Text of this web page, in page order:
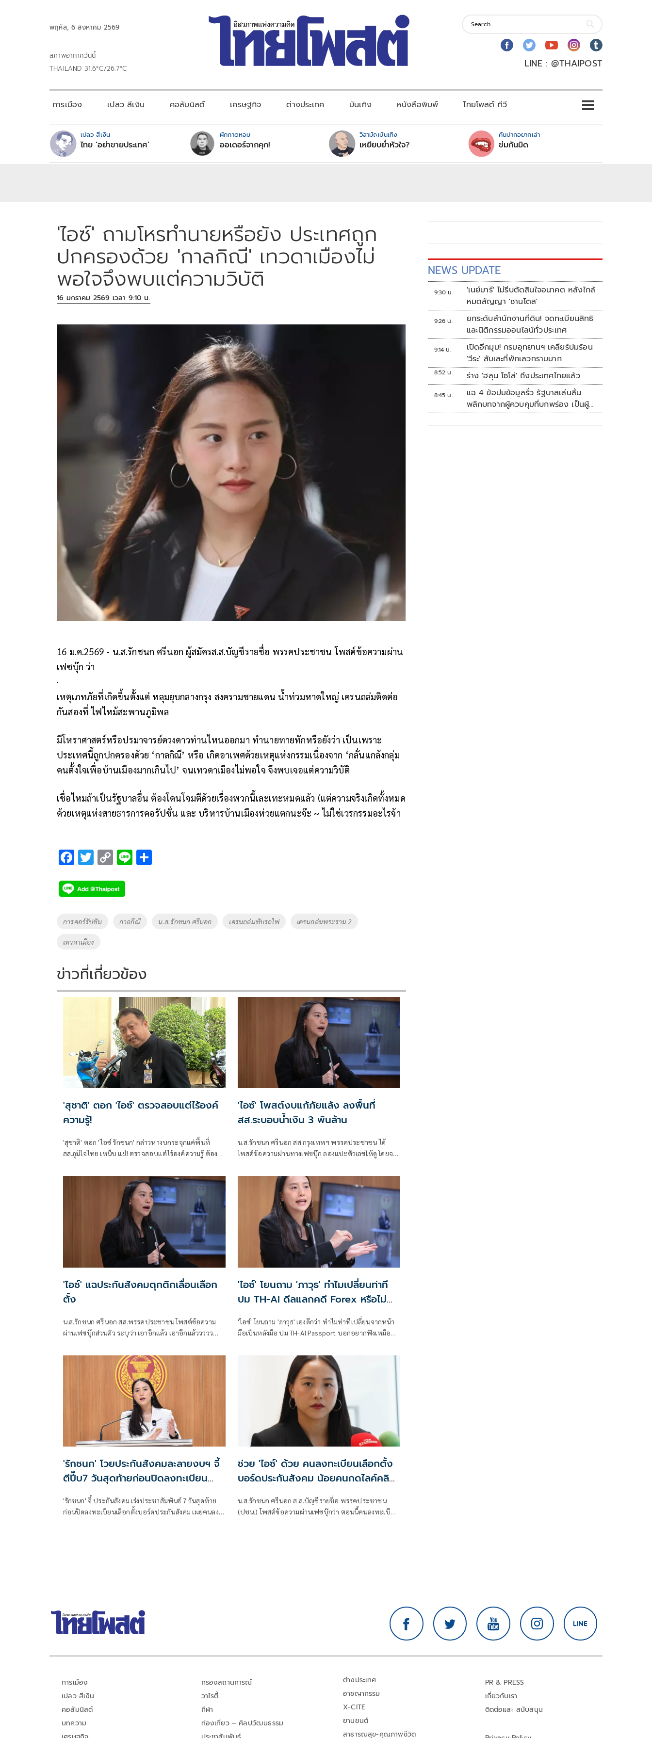
พฤหัส, 6 สิงหาคม 2569
สภาพอากาศวันนี้
THAILAND 31.6°C/26.7°C
LINE : @THAIPOST
การเมือง เปลว สีเงิน คอลัมนิสต์ เศรษฐกิจ ต่างประเทศ บันเทิง หนังสือพิมพ์ ไทยโพสต์ ทีวี
เปลว สีเงิน
ไทย ‘อย่าขายประเทศ’
ผักกาดหอม
ออเดอร์จากคุก!
วิสามัญบันเทิง
เหยียบย่ำหัวใจ?
คันปากอยากเล่า
ข่มกันมิด
'ไอซ์' ถามโหรทำนายหรือยัง ประเทศถูก
ปกครองด้วย 'กาลกิณี' เทวดาเมืองไม่
พอใจจึงพบแต่ความวิบัติ
16 มกราคม 2569 เวลา 9:10 น.
16 ม.ค.2569 - น.ส.รักชนก ศรีนอก ผู้สมัครส.ส.บัญชีรายชื่อ พรรคประชาชน โพสต์ข้อความผ่าน
เฟซบุ๊ก ว่า
·
เหตุเภทภัยที่เกิดขึ้นตั้งแต่ หลุมยุบกลางกรุง สงครามชายแดน น้ำท่วมหาดใหญ่ เครนถล่มติดต่อ
กันสองที่ ไฟไหม้สะพานภูมิพล
มีโหราศาสตร์หรือปรมาจารย์ดวงดาวท่านไหนออกมา ทำนายทายทักหรือยังว่า เป็นเพราะ
ประเทศนี้ถูกปกครองด้วย ‘กาลกิณี’ หรือ เกิดอาเพศด้วยเหตุแห่งกรรมเนื่องจาก ‘กลั่นแกล้งกลุ่ม
คนตั้งใจเพื่อบ้านเมืองมากเกินไป’ จนเทวดาเมืองไม่พอใจ จึงพบเจอแต่ความวิบัติ
เชื่อไหมถ้าเป็นรัฐบาลอื่น ต้องโดนโจมตีด้วยเรื่องพวกนี้เละเทะหมดแล้ว (แต่ความจริงเกิดทั้งหมด
ด้วยเหตุแห่งสายธารการคอรัปชั่น และ บริหารบ้านเมืองห่วยแตกนะจ๊ะ ~ ไม่ใช่เวรกรรมอะไรจ้า
F
e
b
o
k
T
tt
er
C
p
y
Li
Li
Tags
การคอร์รัปชัน กาลกีณี น.ส.รักชนก ศรีนอก เครนถล่มทับรถไฟ เครนถล่มพระราม 2
เทวดาเมือง
ข่าวที่เกี่ยวข้อง
'สุชาติ' ตอก 'ไอซ์' ตรวจสอบแต่ไร้องค์
ความรู้!
'สุชาติ' ตอก 'ไอซ์ รักชนก' กล่าวหางบกระจุกแค่พื้นที่
สส.ภูมิใจไทย เหน็บ แย่! ตรวจสอบแต่ไร้องค์ความรู้ ต้อง
งานที่ตัวเองรับผิดชอบ
'ไอซ์' โพสต์งบแก้ภัยแล้ง ลงพื้นที่
สส.ระบอบน้ำเงิน 3 พันล้าน
น.ส.รักชนก ศรีนอก สส.กรุงเทพฯ พรรคประชาชน ได้
โพสต์ข้อความผ่านทางเฟซบุ๊ก ลองแปะตัวเลขให้ดู โดยจะ
ด้วยตัวเองก่อน
'ไอซ์' แฉประกันสังคมตุกติกเลื่อนเลือก
ตั้ง
น.ส.รักชนก ศรีนอก สส.พรรคประชาชน โพสต์ข้อความ
ผ่านเฟซบุ๊กส่วนตัว ระบุว่า เอาอีกแล้ว เอาอีกแล้ววววว
ไม่!
'ไอซ์' โยนถาม 'ภาวุธ' ทำไมเปลี่ยนท่าที
ปม TH-AI ดีลแลกคดี Forex หรือไม่
'ไอซ์' โยนถาม 'ภาวุธ' เองดีกว่า ทำไมท่าทีเปลี่ยนจากหน้า
มือเป็นหลังมือ ปม TH-AI Passport บอกอยากฟังเหมือน
เจตจำนง พูดเรื่อง 'ความคุ้มค่า' เพราะตอบเรื่อง 'ทุจริต' ไม่
'รักชนก' โวยประกันสังคมละลายงบฯ จี้
ตีปี๊บ7 วันสุดท้ายก่อนปิดลงทะเบียน
เลือกตั้งบอร์ด
'รักชนก' จี้ ประกันสังคม เร่งประชาสัมพันธ์ 7 วันสุดท้าย
ก่อนปิดลงทะเบียนเลือกตั้งบอร์ดประกันสังคม เผยคนลง
ช่วย 'ไอซ์' ด้วย คนลงทะเบียนเลือกตั้ง
บอร์ดประกันสังคม น้อยคนกดไลค์คลิป
น.ส.รักชนก ศรีนอก ส.ส.บัญชีรายชื่อ พรรคประชาชน
(ปชน.) โพสต์ข้อความผ่านเฟซบุ๊กว่า ตอนนี้คนลงทะเบียน
NEWS UPDATE
9:30 น.
'เนย์มาร์' ไม่รีบตัดสินใจอนาคต หลังใกล้
หมดสัญญา 'ซานโตส'
9:26 น.
ยกระดับสำนักงานที่ดิน! จดทะเบียนสิทธิ
และนิติกรรมออนไลน์ทั่วประเทศ
9:14 น.
เปิดอีกมุม! กรมอุทยานฯ เคลียร์ปมร้อน
'วีระ' สับเละที่พักเลวทรามมาก
8:52 น. ร่าง 'ฮลุน โซโล่' ถึงประเทศไทยแล้ว
8:45 น.
แฉ 4 ข้อปมข้อมูลรั่ว รัฐบาลเล่นลิ้น
พลิกบทจากผู้ควบคุมที่บกพร่อง เป็นผู้
เสียหายขู่ฟ้องคนเอาความจริงมาพูด
การเมือง
เปลว สีเงิน
คอลัมนิสต์
บทความ
กรองสถานการณ์
วาไรตี้
กีฬา
ท่องเที่ยว – ศิลปวัฒนธรรม
ต่างประเทศ
อาชญากรรม
X-CITE
ยานยนต์
สาธารณสุข-คุณภาพชีวิต
PR & PRESS
เกี่ยวกับเรา
ติดต่อและ สนับสนุน